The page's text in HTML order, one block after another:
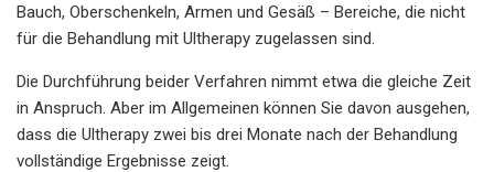
Bauch, Oberschenkeln, Armen und Gesäß – Bereiche, die nicht
für die Behandlung mit Ultherapy zugelassen sind.
Die Durchführung beider Verfahren nimmt etwa die gleiche Zeit
in Anspruch. Aber im Allgemeinen können Sie davon ausgehen,
dass die Ultherapy zwei bis drei Monate nach der Behandlung
vollständige Ergebnisse zeigt.